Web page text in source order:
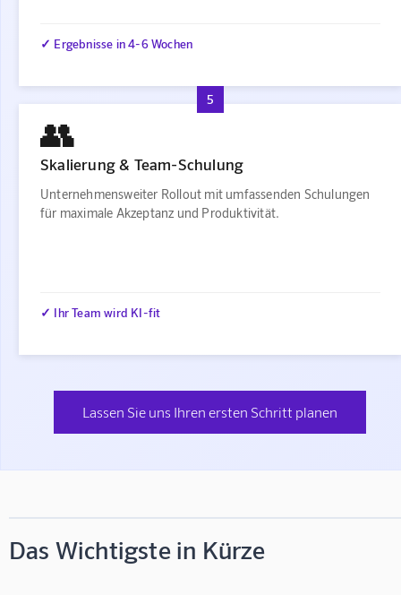
✓ Ergebnisse in 4-6 Wochen
5
👥
Skalierung & Team-Schulung
Unternehmensweiter Rollout mit umfassenden Schulungen
für maximale Akzeptanz und Produktivität.
✓ Ihr Team wird KI-fit
Lassen Sie uns Ihren ersten Schritt planen
Das Wichtigste in Kürze